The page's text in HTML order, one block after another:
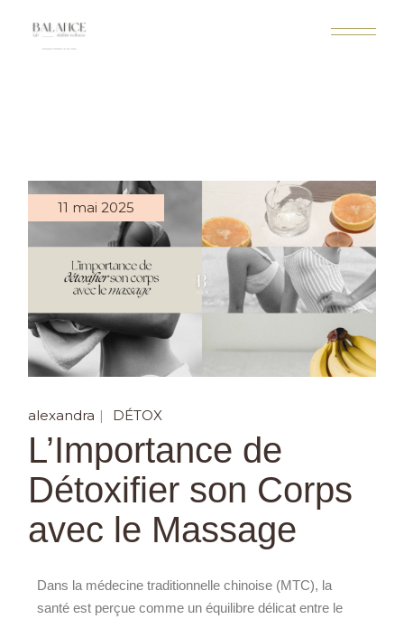
11 mai 2025
alexandra DÉTOX
L’Importance de
Détoxifier son Corps
avec le Massage
Dans la médecine traditionnelle chinoise (MTC), la
santé est perçue comme un équilibre délicat entre le